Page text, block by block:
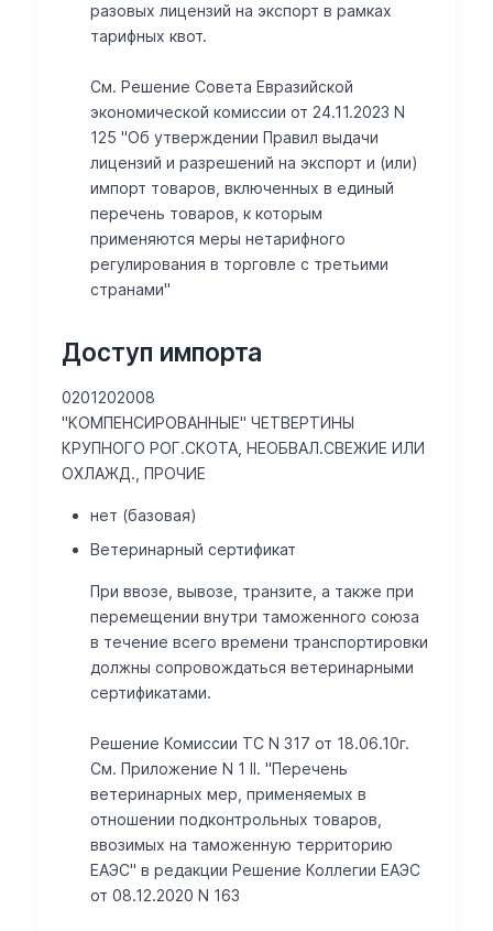
разовых лицензий на экспорт в рамках
тарифных квот.
См. Решение Совета Евразийской
экономической комиссии от 24.11.2023 N
125 "Об утверждении Правил выдачи
лицензий и разрешений на экспорт и (или)
импорт товаров, включенных в единый
перечень товаров, к которым
применяются меры нетарифного
регулирования в торговле с третьими
странами"
Доступ импорта
0201202008
"КОМПЕНСИРОВАННЫЕ" ЧЕТВЕРТИНЫ
КРУПНОГО РОГ.СКОТА, НЕОБВАЛ.СВЕЖИЕ ИЛИ
ОХЛАЖД., ПРОЧИЕ
нет (базовая)
Ветеринарный сертификат
При ввозе, вывозе, транзите, а также при
перемещении внутри таможенного союза
в течение всего времени транспортировки
должны сопровождаться ветеринарными
сертификатами.
Решение Комиссии ТС N 317 от 18.06.10г.
См. Приложение N 1 II. "Перечень
ветеринарных мер, применяемых в
отношении подконтрольных товаров,
ввозимых на таможенную территорию
ЕАЭС" в редакции Решение Коллегии ЕАЭС
от 08.12.2020 N 163